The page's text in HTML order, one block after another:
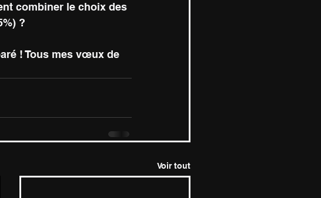
combiner le choix des
?
! Tous mes vœux de
Voir tout